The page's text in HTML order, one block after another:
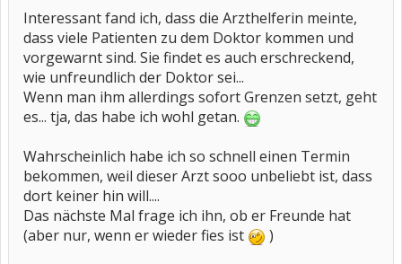
Interessant fand ich, dass die Arzthelferin meinte,
dass viele Patienten zu dem Doktor kommen und
vorgewarnt sind. Sie findet es auch erschreckend,
wie unfreundlich der Doktor sei...
Wenn man ihm allerdings sofort Grenzen setzt, geht
es... tja, das habe ich wohl getan.
Wahrscheinlich habe ich so schnell einen Termin
bekommen, weil dieser Arzt sooo unbeliebt ist, dass
dort keiner hin will....
Das nächste Mal frage ich ihn, ob er Freunde hat
(aber nur, wenn er wieder fies ist
)